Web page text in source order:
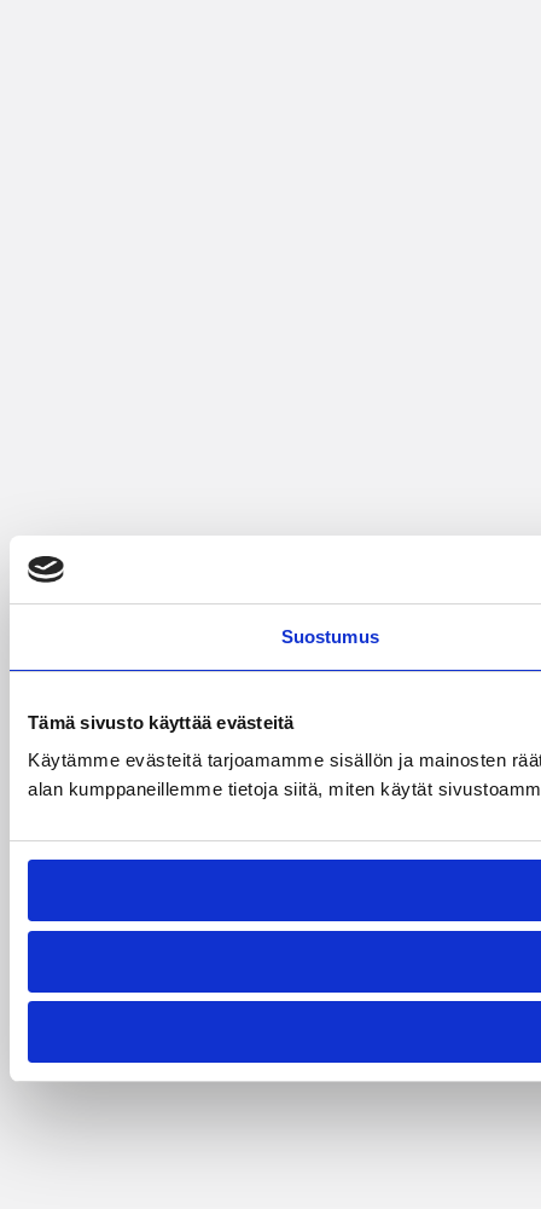
Suostumus
Tämä sivusto käyttää evästeitä
Käytämme evästeitä tarjoamamme sisällön ja mainosten
alan kumppaneillemme tietoja siitä, miten käytät